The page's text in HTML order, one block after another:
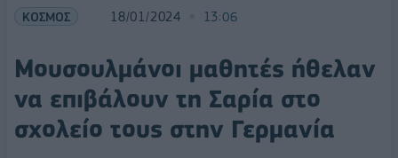
ΚΟΣΜΟΣ 18/01/2024 13:06
Mουσουλμάνοι μαθητές ήθελαν
να επιβάλουν τη Σαρία στο
σχολείο τους στην Γερμανία